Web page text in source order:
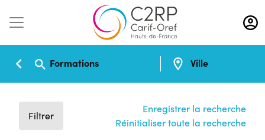
Aller
au
contenu
Formations Ville
Filtrer
Enregistrer la recherche
Réinitialiser toute la recherche